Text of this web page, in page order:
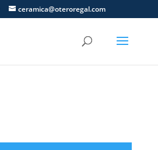
ceramica@oteroregal.com